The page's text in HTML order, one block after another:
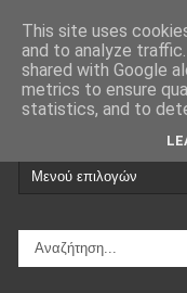
This site uses
and to analyze
shared with Google
metrics to ensure
statistics, and to